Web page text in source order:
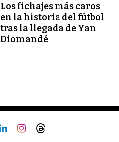
Los fichajes más caros
en la historia del fútbol
tras la llegada de Yan
Diomandé